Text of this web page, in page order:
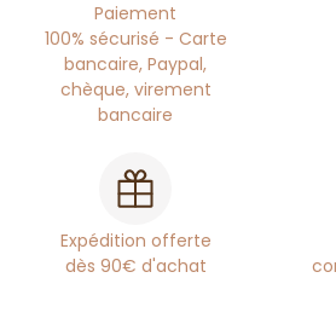
Paiement
100% sécurisé - Carte
bancaire, Paypal,
chèque, virement
bancaire
Expédition offerte
dès 90€ d'achat